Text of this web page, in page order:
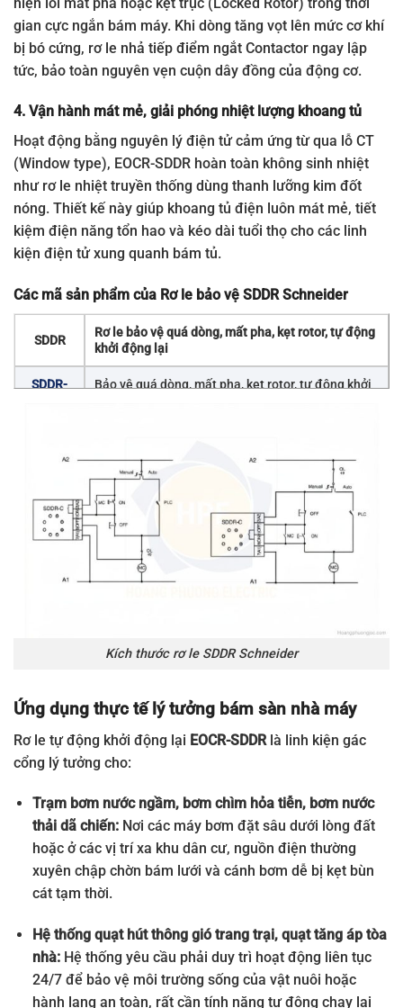
gian cực ngắn bám máy. Khi dòng tăng vọt lên mức cơ khí
bị bó cứng, rơ le nhả tiếp điểm ngắt Contactor ngay lập
tức, bảo toàn nguyên vẹn cuộn dây đồng của động cơ.
4. Vận hành mát mẻ, giải phóng nhiệt lượng khoang tủ
Hoạt động bằng nguyên lý điện tử cảm ứng từ qua lỗ CT
(Window type), EOCR-SDDR hoàn toàn không sinh nhiệt
như rơ le nhiệt truyền thống dùng thanh lưỡng kim đốt
nóng. Thiết kế này giúp khoang tủ điện luôn mát mẻ, tiết
kiệm điện năng tổn hao và kéo dài tuổi thọ cho các linh
kiện điện tử xung quanh bám tủ.
Các mã sản phẩm của Rơ le bảo vệ SDDR Schneider
SDDR
Rơ le bảo vệ quá dòng, mất pha, kẹt rotor, tự động
khởi động lại
SDDR-
Bảo vệ quá dòng, mất pha, kẹt rotor, tự động khởi
CM7
Bảo vệ quá dòng, mất pha, kẹt rotor, tự động khởi
động lại (220/230/240VAC – 50/60Hz )
Kích thước rơ le SDDR Schneider
Ứng dụng thực tế lý tưởng bám sàn nhà máy
Rơ le tự động khởi động lại EOCR-SDDR là linh kiện gác
cổng lý tưởng cho:
Trạm bơm nước ngầm, bơm chìm hỏa tiễn, bơm nước
thải dã chiến:Nơi các máy bơm đặt sâu dưới lòng đất
hoặc ở các vị trí xa khu dân cư, nguồn điện thường
xuyên chập chờn bám lưới và cánh bơm dễ bị kẹt bùn
cát tạm thời.
Hệ thống quạt hút thông gió trang trại, quạt tăng áp tòa
nhà:Hệ thống yêu cầu phải duy trì hoạt động liên tục
24/7 để bảo vệ môi trường sống của vật nuôi hoặc
hành lang an toàn, rất cần tính năng tự động chạy lại